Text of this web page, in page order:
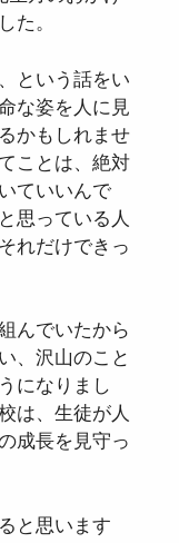
た。
という話をい
な姿を人に見
かもしれませ
ことは、絶対
ていいんで
思っている人
れだけできっ
んでいたから
、沢山のこと
になりまし
は、生徒が人
成長を見守っ
と思います